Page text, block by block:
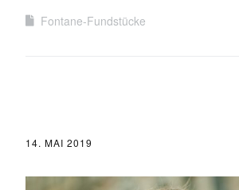
Fontane-Fundstücke
14. MAI 2019